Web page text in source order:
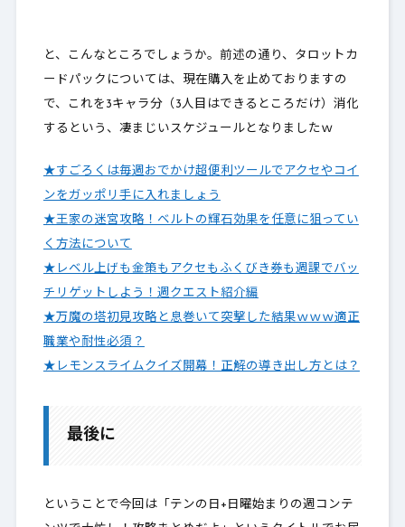
と、こんなところでしょうか。前述の通り、タロットカ
ードパックについては、現在購入を止めておりますの
で、これを3キャラ分（3人目はできるところだけ）消化
するという、凄まじいスケジュールとなりましたｗ
★すごろくは毎週おでかけ超便利ツールでアクセやコイ
ンをガッポリ手に入れましょう
★王家の迷宮攻略！ベルトの輝石効果を任意に狙ってい
く方法について
★レベル上げも金策もアクセもふくびき券も週課でバッ
チリゲットしよう！週クエスト紹介編
★万魔の塔初見攻略と息巻いて突撃した結果ｗｗｗ適正
職業や耐性必須？
★レモンスライムクイズ開幕！正解の導き出し方とは？
最後に
ということで今回は「テンの日+日曜始まりの週コンテ